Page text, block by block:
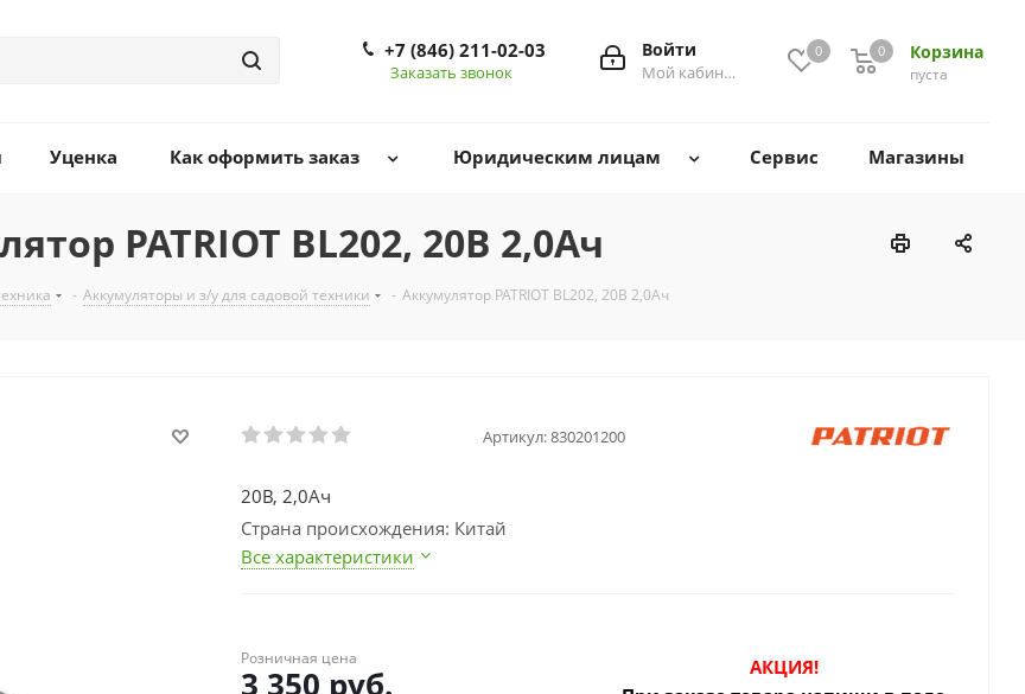
0 Корзина
0
пуста
0
Войти
Мой кабинет
+7 (846) 211-02-03
Заказать звонок
Уценка Как оформить заказ Юридическим лицам Сервис Магазины
PATRIOT BL202, 20В 2,0Ач
- Аккумуляторы и з/у для садовой техники - Аккумулятор PATRIOT BL202, 20В 2,0Ач
Артикул:830201200
20В, 2,0Ач
Страна происхождения: Китай
Все характеристики
Розничная цена
3 350 руб.
АКЦИЯ!